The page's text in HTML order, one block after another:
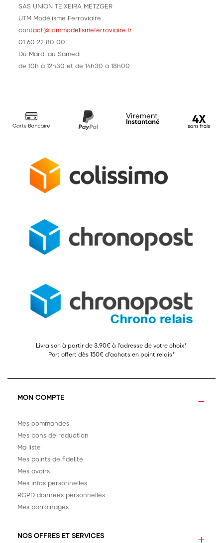
SAS UNION TEIXEIRA METZGER
UTM Modélisme Ferroviaire
contact@utmmodelismeferroviaire.fr
01 60 22 80 00
Du Mardi au Samedi
de 10h à 12h30 et de 14h30 à 18h00
Livraison à partir de 3,90€ à l'adresse de votre choix*
Port offert dès 150€ d'achats en point relais*
MON COMPTE
Mes commandes
Mes bons de réduction
Ma liste
Mes points de fidelité
Mes avoirs
Mes infos personnelles
RGPD données personnelles
Mes parrainages
NOS OFFRES ET SERVICES